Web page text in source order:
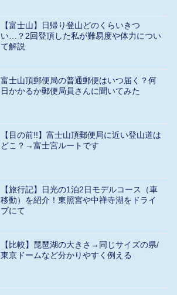
【富士山】日帰り登山どのくらいきつ
い…？2回登頂した私が難易度や体力につい
て解説
富士山頂郵便局の普通郵便はいつ届く？何
日かかるか郵便局員さんに聞いてみた
【目の前!!】富士山頂郵便局に近い登山道は
どこ？→富士宮ルートです
【旅行記】日光の1泊2日モデルコース（車
移動）を紹介！東照宮や中禅寺湖をドライ
ブにて
【比較】琵琶湖の大きさ→同じサイズの県/
東京ドームなど分かりやすく例える